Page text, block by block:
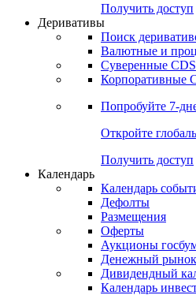
Получить доступ
Деривативы
Поиск
Валютные и
Суверенные CDS
Корпоративные
Попробуйте 7-
Откройте
Получить доступ
Календарь
Календарь
Дефолты
Размещения
Оферты
Аукционы
Денежный рынок
Дивидендный
Календарь